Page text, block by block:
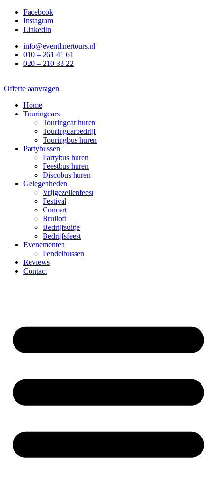
naar
Facebook
Instagram
LinkedIn
info@eventlinertours.nl
010 – 261 41 61
020 – 210 33 22
Offerte aanvragen
Home
Touringcars
Touringcar huren
Touringcarbedrijf
Touringbus huren
Partybussen
Partybus huren
Feestbus huren
Discobus huren
Gelegenheden
Vrijgezellenfeest
Festival
Concert
Bruiloft
Bedrijfsuitje
Bedrijfsfeest
Evenementen
Pendelbussen
Reviews
Contact